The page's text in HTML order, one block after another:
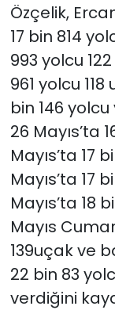
Özçelik,
17 bin 814
993 yolcu
961 yolcu
bin 146
26 Mayıs’ta
Mayıs’ta 17
Mayıs’ta 17
Mayıs’ta 18
Mayıs
139uçak ve
22 bin 83
verdiğini